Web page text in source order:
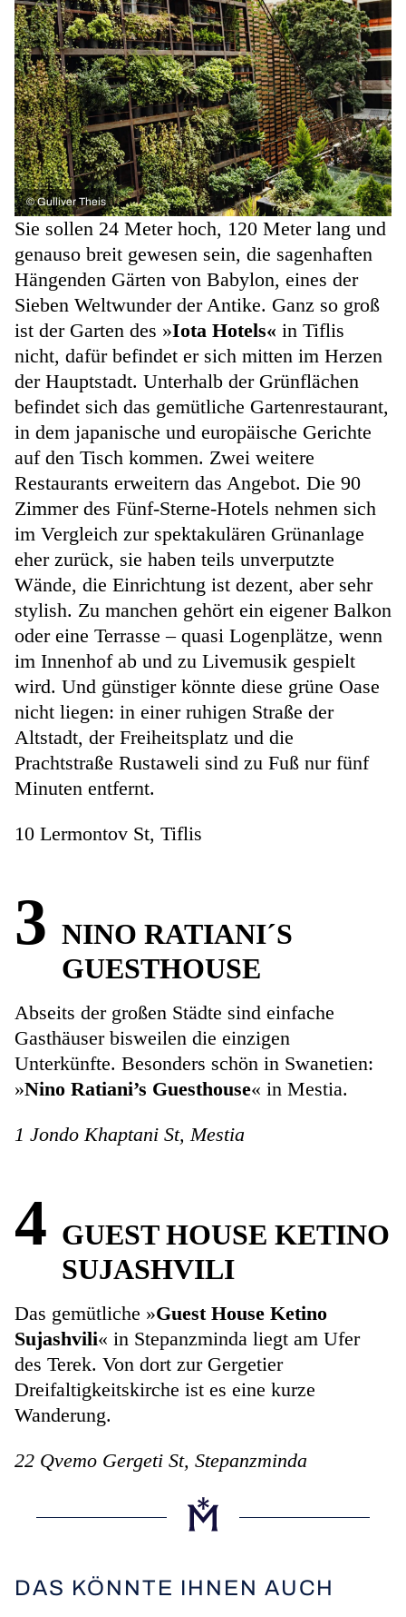
© Gulliver Theis
Sie sollen 24 Meter hoch, 120 Meter lang und
genauso breit gewesen sein, die sagenhaften
Hängenden Gärten von Babylon, eines der
Sieben Weltwunder der Antike. Ganz so groß
ist der Garten des »Iota Hotels« in Tiflis
nicht, dafür befindet er sich mitten im Herzen
der Hauptstadt. Unterhalb der Grünflächen
befindet sich das gemütliche Gartenrestaurant,
in dem japanische und europäische Gerichte
auf den Tisch kommen. Zwei weitere
Restaurants erweitern das Angebot. Die 90
Zimmer des Fünf-Sterne-Hotels nehmen sich
im Vergleich zur spektakulären Grünanlage
eher zurück, sie haben teils unverputzte
Wände, die Einrichtung ist dezent, aber sehr
stylish. Zu manchen gehört ein eigener Balkon
oder eine Terrasse – quasi Logenplätze, wenn
im Innenhof ab und zu Livemusik gespielt
wird. Und günstiger könnte diese grüne Oase
nicht liegen: in einer ruhigen Straße der
Altstadt, der Freiheitsplatz und die
Prachtstraße Rustaweli sind zu Fuß nur fünf
Minuten entfernt.
10 Lermontov St, Tiflis
3 NINO RATIANI´S
GUESTHOUSE
Abseits der großen Städte sind einfache
Gasthäuser bisweilen die einzigen
Unterkünfte. Besonders schön in Swanetien:
»Nino Ratiani’s Guesthouse« in Mestia.
1 Jondo Khaptani St, Mestia
4 GUEST HOUSE KETINO
SUJASHVILI
Das gemütliche »Guest House Ketino
Sujashvili« in Stepanzminda liegt am Ufer
des Terek. Von dort zur Gergetier
Dreifaltigkeitskirche ist es eine kurze
Wanderung.
22 Qvemo Gergeti St, Stepanzminda
DAS KÖNNTE IHNEN AUCH